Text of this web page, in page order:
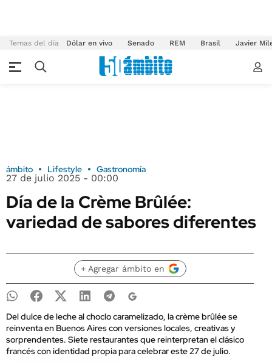
Temas del día Dólar en vivo Senado REM Brasil Javier
ámbito Lifestyle Gastronomía
27 de julio 2025 - 00:00
Día de la Crème Brûlée:
variedad de sabores diferentes
+ Agregar ámbito en
Del dulce de leche al choclo caramelizado, la crème brûlée se
reinventa en Buenos Aires con versiones locales, creativas y
sorprendentes. Siete restaurantes que reinterpretan el clásico
francés con identidad propia para celebrar este 27 de julio.